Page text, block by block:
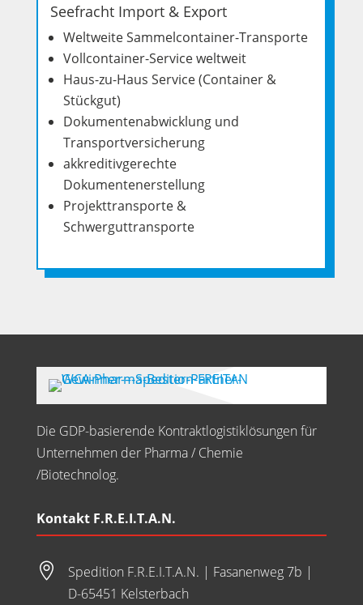
Seefracht Import & Export
Weltweite Sammelcontainer-Transporte
Vollcontainer-Service weltweit
Haus-zu-Haus Service (Container &
Stückgut)
Dokumentenabwicklung und
Transportversicherung
akkreditivgerechte
Dokumentenerstellung
Projekttransporte &
Schwerguttransporte
Die GDP-basierende Kontraktlogistiklösungen für
Unternehmen der Pharma / Chemie
/Biotechnolog.
Kontakt F.R.E.I.T.A.N.

Spedition F.R.E.I.T.A.N. | Fasanenweg 7b |
D-65451 Kelsterbach